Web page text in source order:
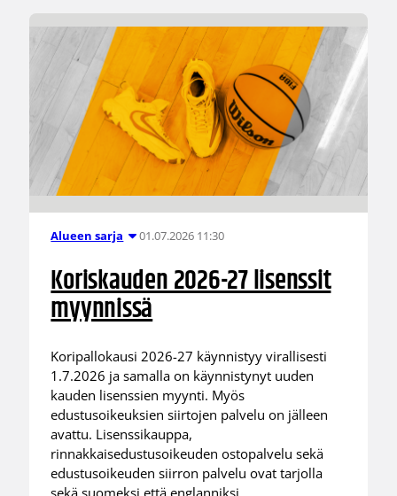
Alueen sarja 01.07.2026 11:30
Koriskauden 2026-27 lisenssit
myynnissä
Koripallokausi 2026-27 käynnistyy virallisesti
1.7.2026 ja samalla on käynnistynyt uuden
kauden lisenssien myynti. Myös
edustusoikeuksien siirtojen palvelu on jälleen
avattu. Lisenssikauppa,
rinnakkaisedustusoikeuden ostopalvelu sekä
edustusoikeuden siirron palvelu ovat tarjolla
sekä suomeksi että englanniksi.